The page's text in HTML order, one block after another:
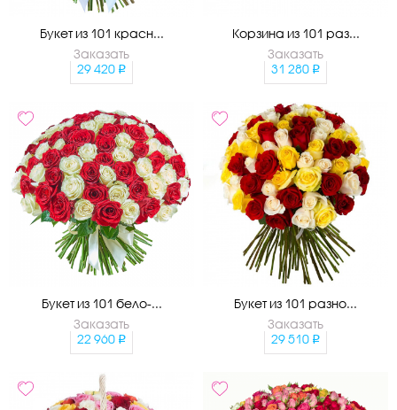
Букет из 101 красн...
Заказать
29 420
Корзина из 101 раз...
Заказать
31 280
Букет из 101 бело-...
Заказать
22 960
Букет из 101 разно...
Заказать
29 510